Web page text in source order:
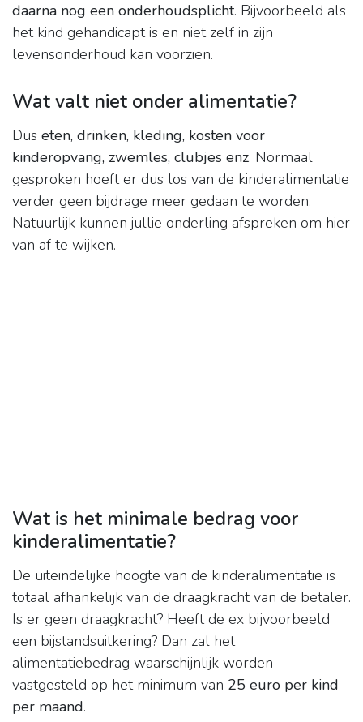
daarna nog een onderhoudsplicht. Bijvoorbeeld als
het kind gehandicapt is en niet zelf in zijn
levensonderhoud kan voorzien.
Wat valt niet onder alimentatie?
Dus eten, drinken, kleding, kosten voor
kinderopvang, zwemles, clubjes enz. Normaal
gesproken hoeft er dus los van de kinderalimentatie
verder geen bijdrage meer gedaan te worden.
Natuurlijk kunnen jullie onderling afspreken om hier
van af te wijken.
Wat is het minimale bedrag voor
kinderalimentatie?
De uiteindelijke hoogte van de kinderalimentatie is
totaal afhankelijk van de draagkracht van de betaler.
Is er geen draagkracht? Heeft de ex bijvoorbeeld
een bijstandsuitkering? Dan zal het
alimentatiebedrag waarschijnlijk worden
vastgesteld op het minimum van 25 euro per kind
per maand.